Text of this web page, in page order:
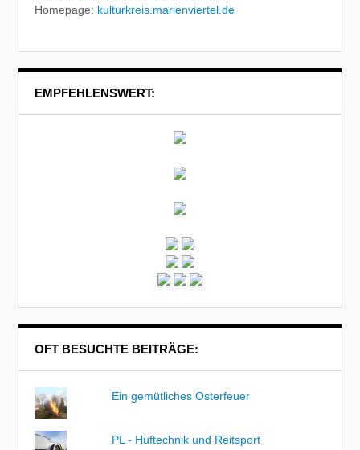
Homepage: kulturkreis.marienviertel.de
EMPFEHLENSWERT:
OFT BESUCHTE BEITRÄGE:
Ein gemütliches Osterfeuer
PL - Huftechnik und Reitsport